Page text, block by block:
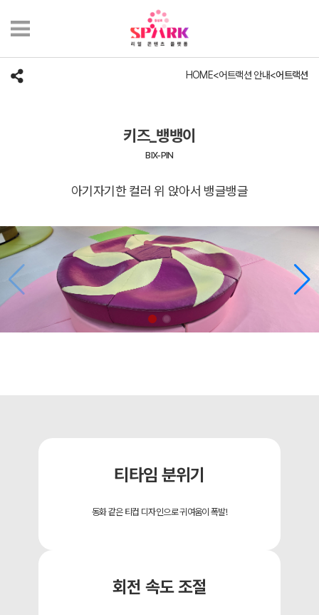
HOME<어트랙션 안내<어트랙션
키즈_뱅뱅이
BIX-PIN
아기자기한 컬러 위 앉아서 뱅글뱅글
티타임 분위기
동화 같은 티컵 디자인으로 귀여움이 폭발!
회전 속도 조절